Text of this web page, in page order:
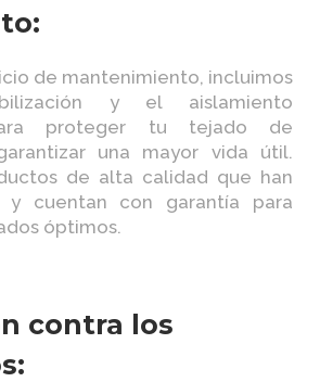
de mantenimiento, incluimos
y el aislamiento
proteger tu tejado de
una mayor vida útil.
de alta calidad que han
y cuentan con garantía para
óptimos.
contra los